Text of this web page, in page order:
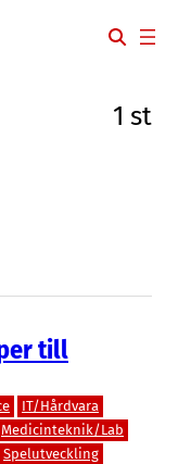
1 st
till
IT/Hårdvara
Medicinteknik/Lab
Spelutveckling